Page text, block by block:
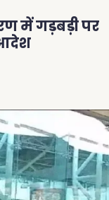
में गड़बड़ी पर
आदेश